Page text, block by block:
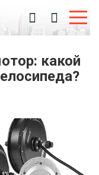
какой